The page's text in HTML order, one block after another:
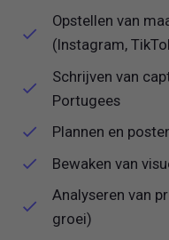
Opstellen van
(Instagram,
Schrijven van
Portugees
Plannen en
Bewaken van
Analyseren van
groei)